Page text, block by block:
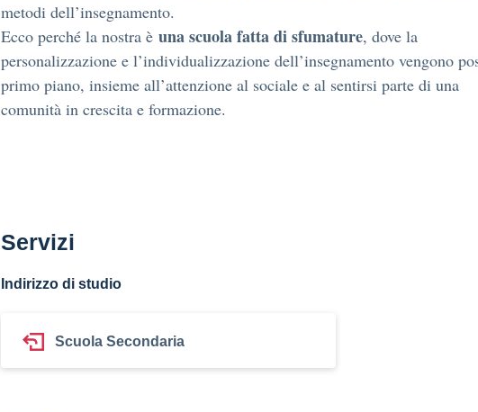
metodi dell’insegnamento.
Ecco perché la nostra è una scuola fatta di sfumature, dove la
personalizzazione e l’individualizzazione dell’insegnamento vengono
primo piano, insieme all’attenzione al sociale e al sentirsi parte di una
comunità in crescita e formazione.
Servizi
Indirizzo di studio
Scuola Secondaria